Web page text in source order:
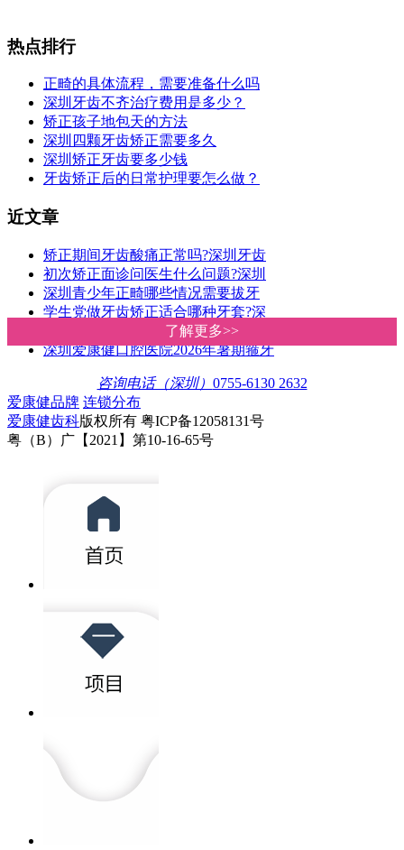
了解更多>>
了解更多>>
热点排行
正畸的具体流程，需要准备什么吗
深圳牙齿不齐治疗费用是多少？
矫正孩子地包天的方法
深圳四颗牙齿矫正需要多久
深圳矫正牙齿要多少钱
牙齿矫正后的日常护理要怎么做？
近文章
矫正期间牙齿酸痛正常吗?深圳牙齿
初次矫正面诊问医生什么问题?深圳
深圳青少年正畸哪些情况需要拔牙
学生党做牙齿矫正适合哪种牙套?深
深圳箍牙价钱几多?爱康健收费比香
深圳爱康健口腔医院2026年暑期箍牙
咨询电话（深圳） 0755-6130 2632
爱康健品牌 连锁分布
爱康健齿科版权所有 粤ICP备12058131号
粤（B）广【2021】第10-16-65号